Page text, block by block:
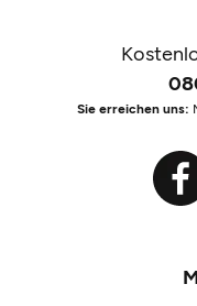
Sie erreichen uns: